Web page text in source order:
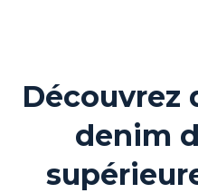
Découvrez
denim